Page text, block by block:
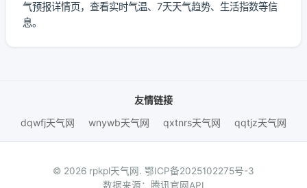
气预报详情页，查看实时气温、7天天气趋势、生活指数等信
息。
友情链接
dqwfj天气网
wnywb天气网 qxtnrs天气网 qqtjz天气网
© 2026 rpkpl天气网. 鄂ICP备2025102275号-3
数据来源：腾讯官网API